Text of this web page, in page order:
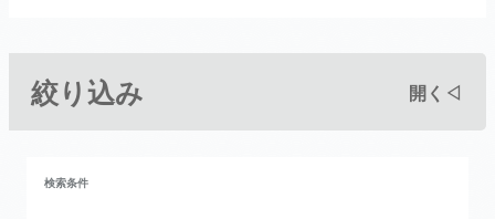
絞り込み 開く◁
検索条件